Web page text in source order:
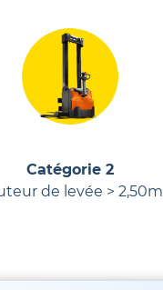
Catégorie 2
de levée > 2,50m